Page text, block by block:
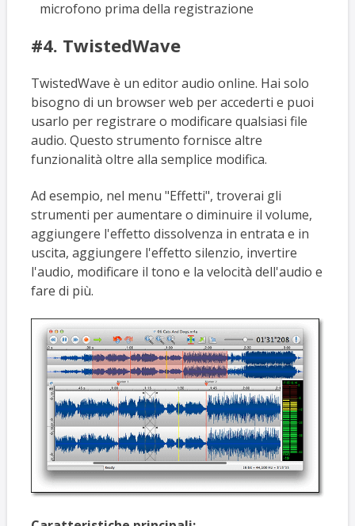
microfono prima della registrazione
#4. TwistedWave
TwistedWave è un editor audio online. Hai solo
bisogno di un browser web per accederti e puoi
usarlo per registrare o modificare qualsiasi file
audio. Questo strumento fornisce altre
funzionalità oltre alla semplice modifica.
Ad esempio, nel menu "Effetti", troverai gli
strumenti per aumentare o diminuire il volume,
aggiungere l'effetto dissolvenza in entrata e in
uscita, aggiungere l'effetto silenzio, invertire
l'audio, modificare il tono e la velocità dell'audio e
fare di più.